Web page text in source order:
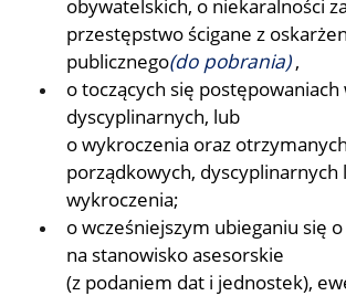
obywatelskich, o niekaralności
przestępstwo ścigane z
publicznego(do pobrania),
o toczących się postępowaniach
dyscyplinarnych, lub
o wykroczenia oraz
porządkowych, dyscyplinarnych
wykroczenia;
o wcześniejszym ubieganiu się
na stanowisko asesorskie
(z podaniem dat i jednostek),